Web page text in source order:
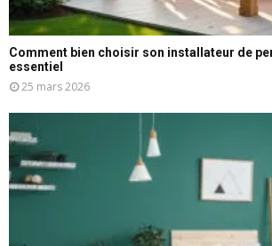
Comment bien choisir son installateur de
essentiel
25 mars 2026